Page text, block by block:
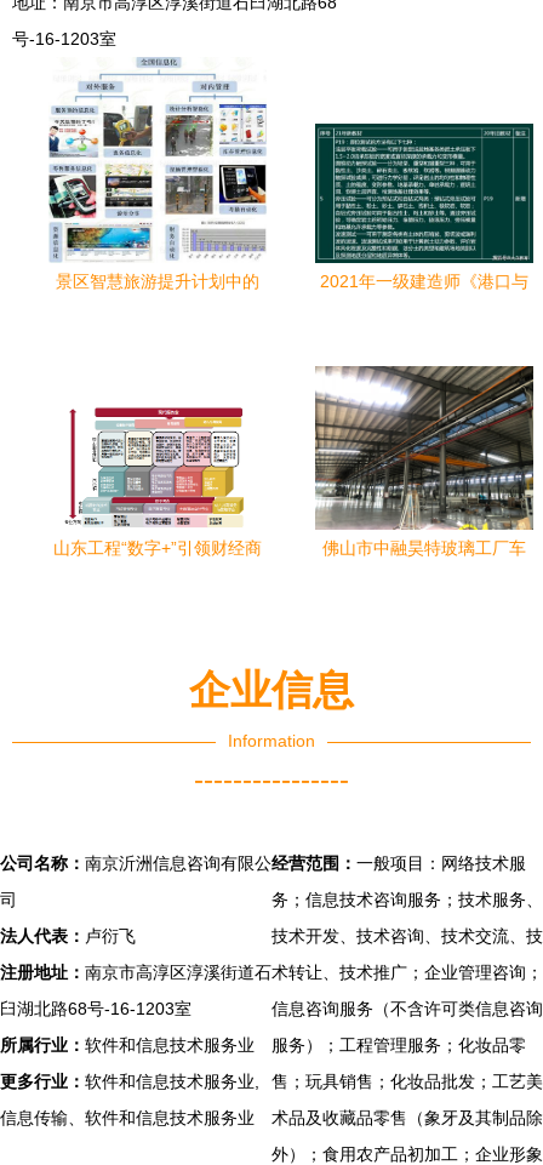
号-16-1203室
景区智慧旅游提升计划中的
2021年一级建造师《港口与
山东工程“数字+”引领财经商
佛山市中融昊特玻璃工厂车
企业信息
Information
----------------
公司名称： 南京沂洲信息咨询有限公
司
法人代表： 卢衍飞
注册地址： 南京市高淳区淳溪街道石
臼湖北路68号-16-1203室
所属行业： 软件和信息技术服务业
更多行业： 软件和信息技术服务业,
信息传输、软件和信息技术服务业
经营范围： 一般项目：网络技术服
务；信息技术咨询服务；技术服务、
技术开发、技术咨询、技术交流、技
术转让、技术推广；企业管理咨询；
信息咨询服务（不含许可类信息咨询
服务）；工程管理服务；化妆品零
售；玩具销售；化妆品批发；工艺美
术品及收藏品零售（象牙及其制品除
外）；食用农产品初加工；企业形象